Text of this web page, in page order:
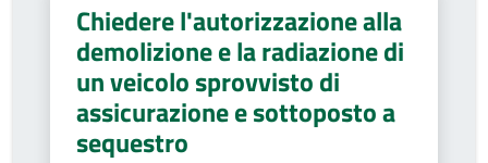
Chiedere l'autorizzazione alla
demolizione e la radiazione di
un veicolo sprovvisto di
assicurazione e sottoposto a
sequestro